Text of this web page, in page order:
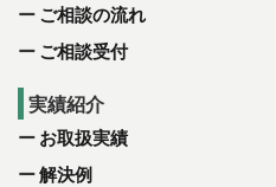
ご相談の流れ
ご相談受付
実績紹介
お取扱実績
解決例